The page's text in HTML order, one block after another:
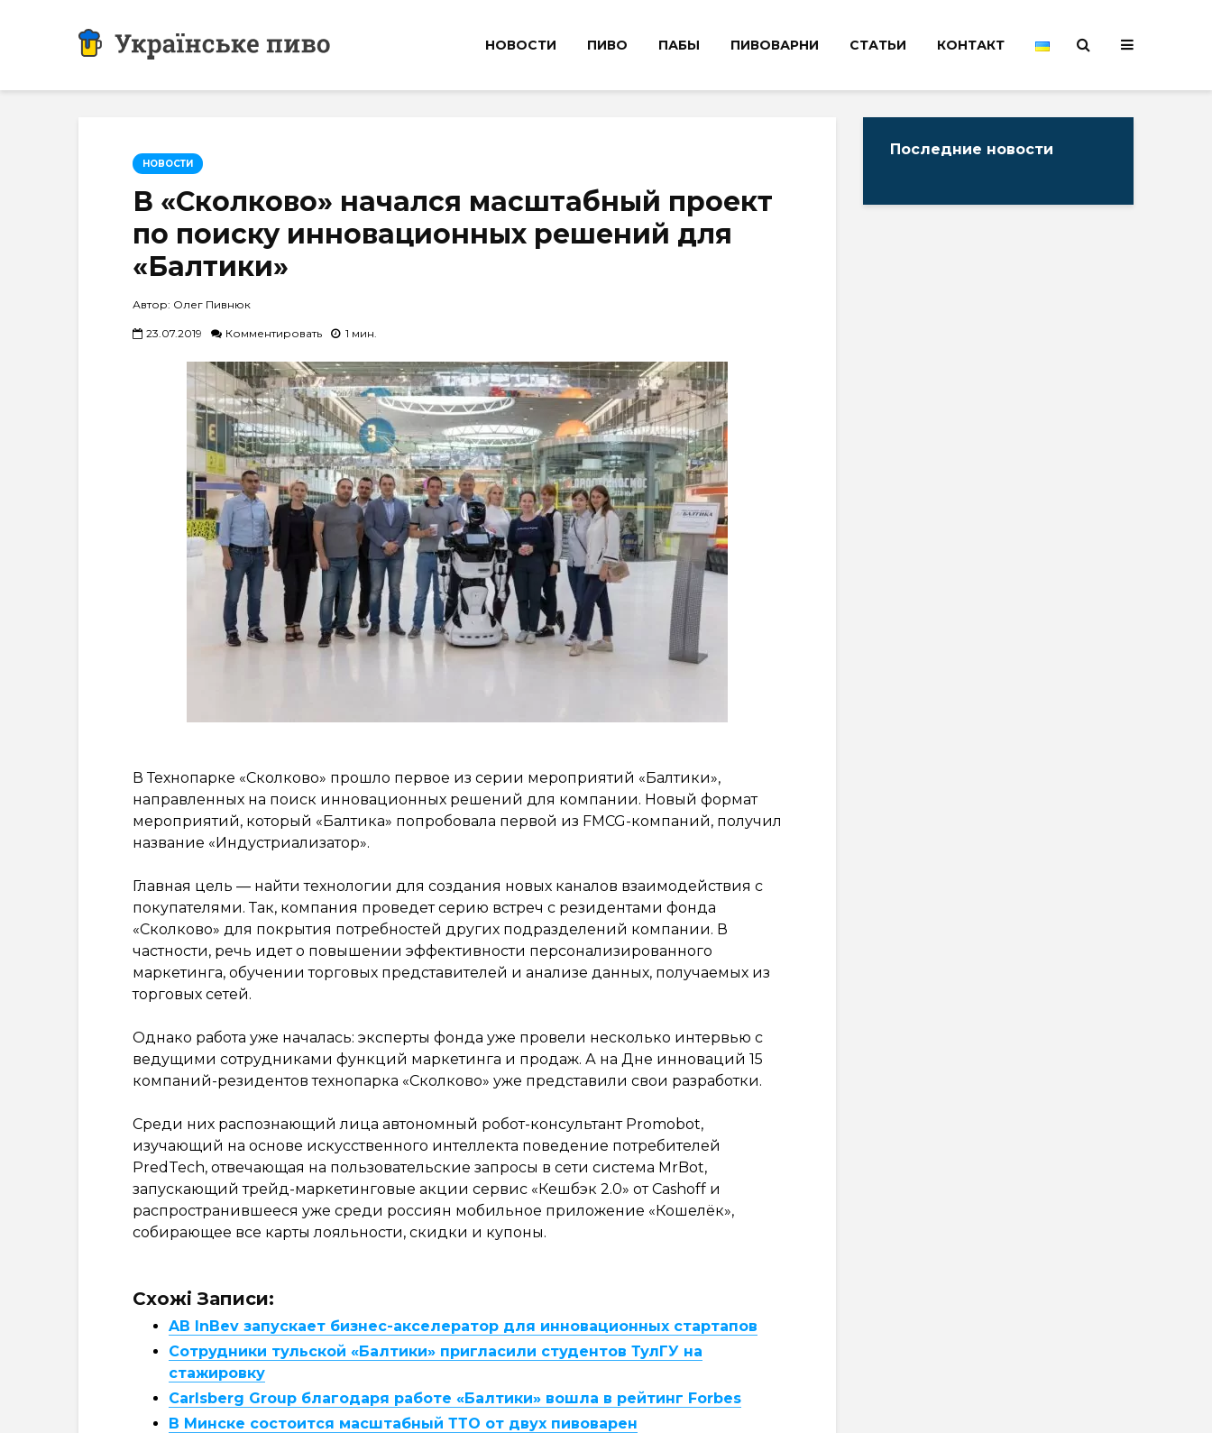
НОВОСТИ ПИВО ПАБЫ ПИВОВАРНИ СТАТЬИ КОНТАКТ
НОВОСТИ
В «Сколково» начался масштабный проект
по поиску инновационных решений для
«Балтики»
Автор: Олег Пивнюк
23.07.2019 Комментировать 1 мин.
В Технопарке «Сколково» прошло первое из серии мероприятий «Балтики»,
направленных на поиск инновационных решений для компании. Новый формат
мероприятий, который «Балтика» попробовала первой из FMCG-компаний, получил
название «Индустриализатор».
Главная цель — найти технологии для создания новых каналов взаимодействия с
покупателями. Так, компания проведет серию встреч с резидентами фонда
«Сколково» для покрытия потребностей других подразделений компании. В
частности, речь идет о повышении эффективности персонализированного
маркетинга, обучении торговых представителей и анализе данных, получаемых из
торговых сетей.
Однако работа уже началась: эксперты фонда уже провели несколько интервью с
ведущими сотрудниками функций маркетинга и продаж. А на Дне инноваций 15
компаний-резидентов технопарка «Сколково» уже представили свои разработки.
Среди них распознающий лица автономный робот-консультант Promobot,
изучающий на основе искусственного интеллекта поведение потребителей
PredTech, отвечающая на пользовательские запросы в сети система MrBot,
запускающий трейд-маркетинговые акции сервис «Кешбэк 2.0» от Cashoff и
распространившееся уже среди россиян мобильное приложение «Кошелёк»,
собирающее все карты лояльности, скидки и купоны.
Схожі Записи:
AB InBev запускает бизнес-акселератор для инновационных стартапов
Сотрудники тульской «Балтики» пригласили студентов ТулГУ на
стажировку
Carlsberg Group благодаря работе «Балтики» вошла в рейтинг Forbes
В Минске состоится масштабный ТТО от двух пивоварен
Последние новости